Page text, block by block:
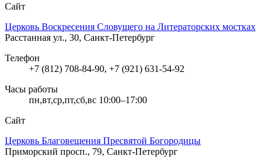
Сайт
Церковь Воскресения Словущего на Литераторских мостках
Расстанная ул., 30, Санкт-Петербург
Телефон
+7 (812) 708-84-90, +7 (921) 631-54-92
Часы работы
пн,вт,ср,пт,сб,вс 10:00–17:00
Сайт
Церковь Благовещения Пресвятой Богородицы
Приморский просп., 79, Санкт-Петербург